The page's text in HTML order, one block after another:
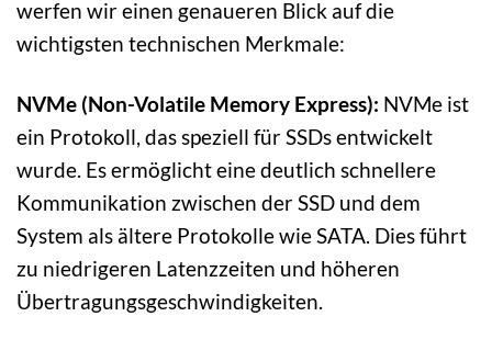
werfen wir einen genaueren Blick auf die
wichtigsten technischen Merkmale:
NVMe (Non-Volatile Memory Express): NVMe ist
ein Protokoll, das speziell für SSDs entwickelt
wurde. Es ermöglicht eine deutlich schnellere
Kommunikation zwischen der SSD und dem
System als ältere Protokolle wie SATA. Dies führt
zu niedrigeren Latenzzeiten und höheren
Übertragungsgeschwindigkeiten.